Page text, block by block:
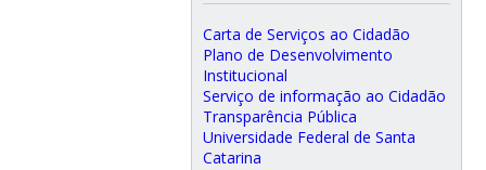
Carta de Serviços ao Cidadão
Plano de Desenvolvimento
Institucional
Serviço de informação ao Cidadão
Transparência Pública
Universidade Federal de Santa
Catarina